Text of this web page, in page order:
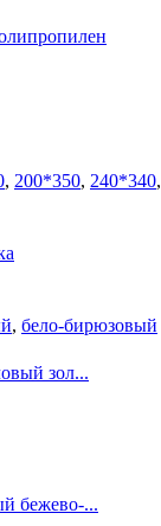
, 200*350, 240*340,
, бело-бирюзовый
зол...
бежево-...